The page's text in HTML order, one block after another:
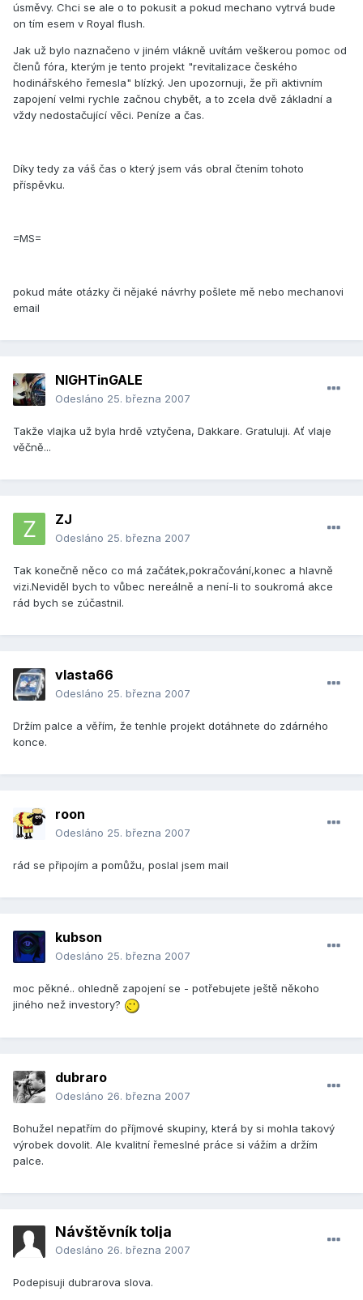
úsměvy. Chci se ale o to pokusit a pokud mechano vytrvá bude
on tím esem v Royal flush.
Jak už bylo naznačeno v jiném vlákně uvítám veškerou pomoc od
členů fóra, kterým je tento projekt "revitalizace českého
hodinářského řemesla" blízký. Jen upozornuji, že při aktivním
zapojení velmi rychle začnou chybět, a to zcela dvě základní a
vždy nedostačující věci. Peníze a čas.
Díky tedy za váš čas o který jsem vás obral čtením tohoto
příspěvku.
=MS=
pokud máte otázky či nějaké návrhy pošlete mě nebo mechanovi
email
NIGHTinGALE
Odesláno 25. března 2007
Takže vlajka už byla hrdě vztyčena, Dakkare. Gratuluji. Ať vlaje
věčně...
ZJ
Odesláno 25. března 2007
Tak konečně něco co má začátek,pokračování,konec a hlavně
vizi.Neviděl bych to vůbec nereálně a není-li to soukromá akce
rád bych se zúčastnil.
vlasta66
Odesláno 25. března 2007
Držím palce a věřím, že tenhle projekt dotáhnete do zdárného
konce.
roon
Odesláno 25. března 2007
rád se připojím a pomůžu, poslal jsem mail
kubson
Odesláno 25. března 2007
moc pěkné.. ohledně zapojení se - potřebujete ještě někoho
jiného než investory?
dubraro
Odesláno 26. března 2007
Bohužel nepatřím do příjmové skupiny, která by si mohla takový
výrobek dovolit. Ale kvalitní řemeslné práce si vážím a držím
palce.
Návštěvník tolja
Odesláno 26. března 2007
Podepisuji dubrarova slova.